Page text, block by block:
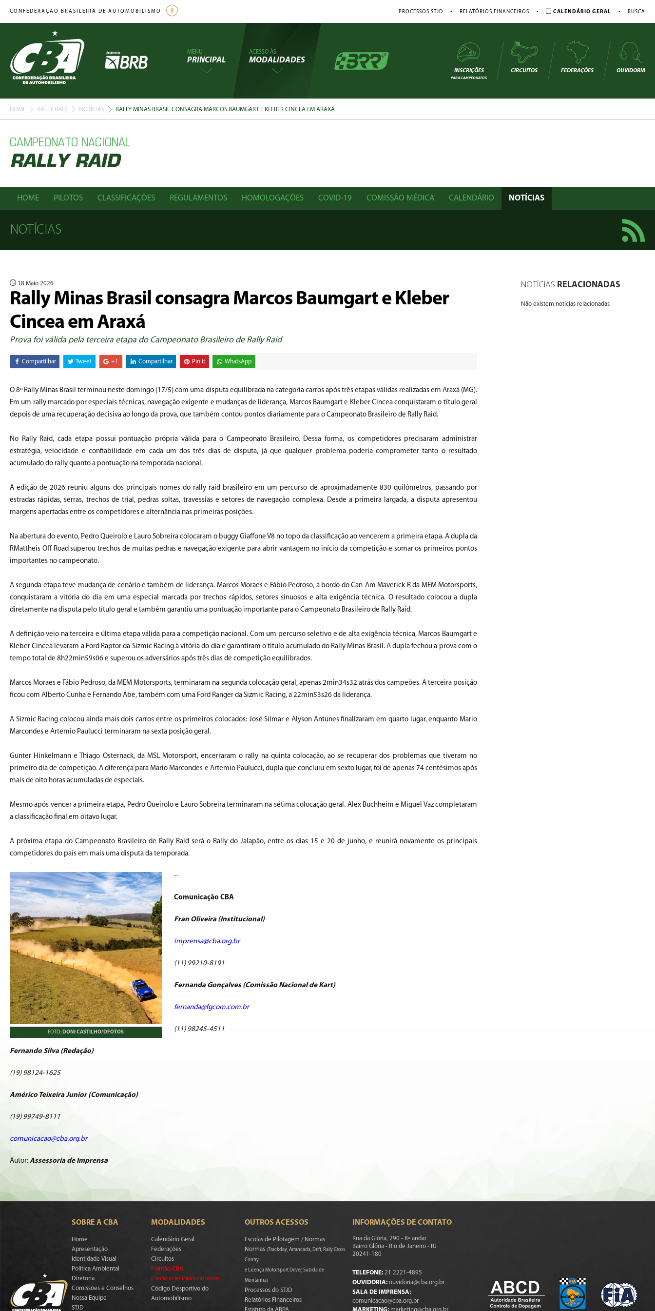
CONFEDERAÇÃO BRASILEIRA DE AUTOMOBILISMO PROCESSOS STJD • RELATÓRIOS FINANCEIROS • CALENDÁRIO GERAL • BUSCA
MENU
PRINCIPAL
ACESSO ÀS
MODALIDADES
INSCRIÇÕES
PARA CAMPEONATOS
CIRCUITOS FEDERAÇÕES OUVIDORIA
HOME RALLY RAID NOTÍCIAS RALLY MINAS BRASIL CONSAGRA MARCOS BAUMGART E KLEBER CINCEA EM ARAXÁ
CAMPEONATO NACIONAL
RALLY RAID
HOME PILOTOS CLASSIFICAÇÕES REGULAMENTOS HOMOLOGAÇÕES COVID-19 COMISSÃO MÉDICA CALENDÁRIO NOTÍCIAS
NOTÍCIAS
18 Maio 2026
Rally Minas Brasil consagra Marcos Baumgart e Kleber
Cincea em Araxá
Prova foi válida pela terceira etapa do Campeonato Brasileiro de Rally Raid
Compartilhar Tweet +1 Compartilhar Pin it WhatsApp
O 8º Rally Minas Brasil terminou neste domingo (17/5) com uma disputa equilibrada na categoria carros após três etapas válidas realizadas em Araxá (MG).
Em um rally marcado por especiais técnicas, navegação exigente e mudanças de liderança, Marcos Baumgart e Kleber Cincea conquistaram o título geral
depois de uma recuperação decisiva ao longo da prova, que também contou pontos diariamente para o Campeonato Brasileiro de Rally Raid.
No Rally Raid, cada etapa possui pontuação própria válida para o Campeonato Brasileiro. Dessa forma, os competidores precisaram administrar
estratégia, velocidade e confiabilidade em cada um dos três dias de disputa, já que qualquer problema poderia comprometer tanto o resultado
acumulado do rally quanto a pontuação na temporada nacional.
A edição de 2026 reuniu alguns dos principais nomes do rally raid brasileiro em um percurso de aproximadamente 830 quilômetros, passando por
estradas rápidas, serras, trechos de trial, pedras soltas, travessias e setores de navegação complexa. Desde a primeira largada, a disputa apresentou
margens apertadas entre os competidores e alternância nas primeiras posições.
Na abertura do evento, Pedro Queirolo e Lauro Sobreira colocaram o buggy Giaffone V8 no topo da classificação ao vencerem a primeira etapa. A dupla da
RMattheis Off Road superou trechos de muitas pedras e navegação exigente para abrir vantagem no início da competição e somar os primeiros pontos
importantes no campeonato.
A segunda etapa teve mudança de cenário e também de liderança. Marcos Moraes e Fábio Pedroso, a bordo do Can-Am Maverick R da MEM Motorsports,
conquistaram a vitória do dia em uma especial marcada por trechos rápidos, setores sinuosos e alta exigência técnica. O resultado colocou a dupla
diretamente na disputa pelo título geral e também garantiu uma pontuação importante para o Campeonato Brasileiro de Rally Raid.
A definição veio na terceira e última etapa válida para a competição nacional. Com um percurso seletivo e de alta exigência técnica, Marcos Baumgart e
Kleber Cincea levaram a Ford Raptor da Sizmic Racing à vitória do dia e garantiram o título acumulado do Rally Minas Brasil. A dupla fechou a prova com o
tempo total de 8h22min59s06 e superou os adversários após três dias de competição equilibrados.
Marcos Moraes e Fábio Pedroso, da MEM Motorsports, terminaram na segunda colocação geral, apenas 2min34s32 atrás dos campeões. A terceira posição
ficou com Alberto Cunha e Fernando Abe, também com uma Ford Ranger da Sizmic Racing, a 22min53s26 da liderança.
A Sizmic Racing colocou ainda mais dois carros entre os primeiros colocados: José Silmar e Alyson Antunes finalizaram em quarto lugar, enquanto Mario
Marcondes e Artemio Paulucci terminaram na sexta posição geral.
Gunter Hinkelmann e Thiago Osternack, da MSL Motorsport, encerraram o rally na quinta colocação, ao se recuperar dos problemas que tiveram no
primeiro dia de competição. A diferença para Mario Marcondes e Artemio Paulucci, dupla que concluiu em sexto lugar, foi de apenas 74 centésimos após
mais de oito horas acumuladas de especiais.
Mesmo após vencer a primeira etapa, Pedro Queirolo e Lauro Sobreira terminaram na sétima colocação geral. Alex Buchheim e Miguel Vaz completaram
a classificação final em oitavo lugar.
A próxima etapa do Campeonato Brasileiro de Rally Raid será o Rally do Jalapão, entre os dias 15 e 20 de junho, e reunirá novamente os principais
competidores do país em mais uma disputa da temporada.
FOTO: DONI CASTILHO/DFOTOS
--
Comunicação CBA
Fran Oliveira (Institucional)
imprensa@cba.org.br
(11) 99210-8191
Fernanda Gonçalves (Comissão Nacional de Kart)
fernanda@fgcom.com.br
(11) 98245-4511
Fernando Silva (Redação)
(19) 98124-1625
Américo Teixeira Junior (Comunicação)
(19) 99749-8111
comunicacao@cba.org.br
Autor: Assessoria de Imprensa
NOTÍCIAS RELACIONADAS
Não existem notícias relacionadas
SOBRE A CBA
Home
Apresentação
Identidade Visual
Política Ambiental
Diretoria
Comissões e Conselhos
Nossa Equipe
STJD
MODALIDADES
Calendário Geral
Federações
Circuitos
Plantão CBA
(Confira os resultados das provas)
Código Desportivo do
Automobilismo
OUTROS ACESSOS
Escolas de Pilotagem / Normas
Normas(Trackday, Arrancada, Drift, Rally Cross
Contry
e Licença Motorsport Driver, Subida de
Montanha)
Processos do STJD
Relatórios Financeiros
INFORMAÇÕES DE CONTATO
Rua da Glória, 290 - 8º andar
Bairro Glória - Rio de Janeiro - RJ
20241-180
TELEFONE: 21 2221-4895
OUVIDORIA: ouvidoria@cba.org.br
SALA DE IMPRENSA:
comunicacao@cba.org.br